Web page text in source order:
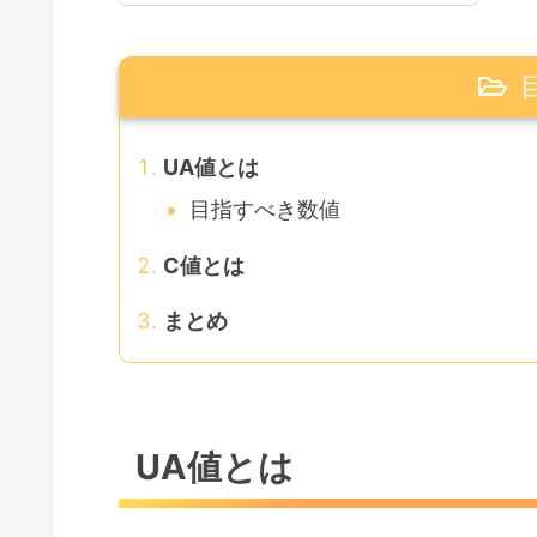
UA値とは
目指すべき数値
C値とは
まとめ
UA値とは